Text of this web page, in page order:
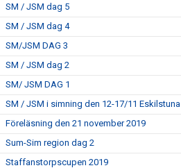
SM / JSM dag 5
SM / JSM dag 4
SM/JSM DAG 3
SM / JSM dag 2
SM/ JSM DAG 1
SM / JSM i simning den 12-17/11 Eskilstuna
Föreläsning den 21 november 2019
Sum-Sim region dag 2
Staffanstorpscupen 2019